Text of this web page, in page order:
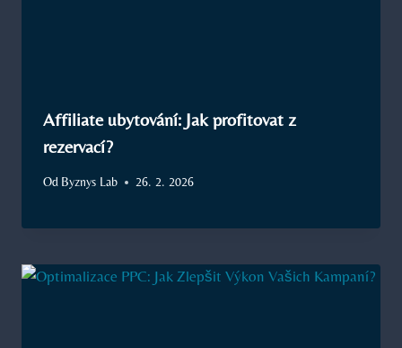
Affiliate ubytování: Jak profitovat z
rezervací?
Od Byznys Lab 26. 2. 2026